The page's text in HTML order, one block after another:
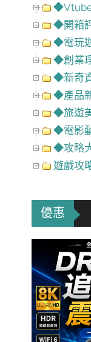
◆開箱
◆電玩
◆創業
◆新奇
◆產品
◆旅遊
◆電影
◆攻略
遊戲攻
優惠